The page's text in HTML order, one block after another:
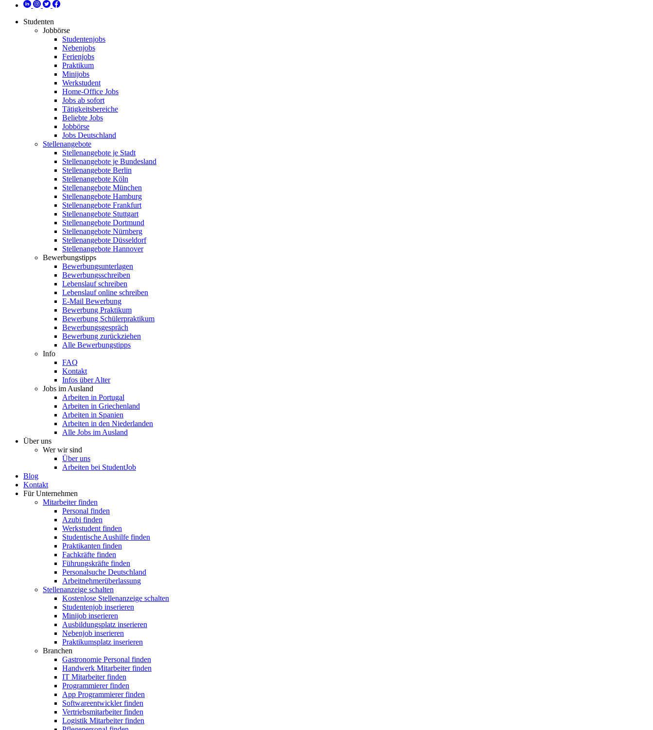
Studenten
Jobbörse
Studentenjobs
Nebenjobs
Ferienjobs
Praktikum
Minijobs
Werkstudent
Home-Office Jobs
Jobs ab sofort
Tätigkeitsbereiche
Beliebte Jobs
Jobbörse
Jobs Deutschland
Stellenangebote
Stellenangebote je Stadt
Stellenangebote je Bundesland
Stellenangebote Berlin
Stellenangebote Köln
Stellenangebote München
Stellenangebote Hamburg
Stellenangebote Frankfurt
Stellenangebote Stuttgart
Stellenangebote Dortmund
Stellenangebote Nürnberg
Stellenangebote Düsseldorf
Stellenangebote Hannover
Bewerbungstipps
Bewerbungsunterlagen
Bewerbungsschreiben
Lebenslauf schreiben
Lebenslauf online schreiben
E-Mail Bewerbung
Bewerbung Praktikum
Bewerbung Schülerpraktikum
Bewerbungsgespräch
Bewerbung zurückziehen
Alle Bewerbungstipps
Info
FAQ
Kontakt
Infos über Alter
Jobs im Ausland
Arbeiten in Portugal
Arbeiten in Griechenland
Arbeiten in Spanien
Arbeiten in den Niederlanden
Alle Jobs im Ausland
Über uns
Wer wir sind
Über uns
Arbeiten bei StudentJob
Blog
Kontakt
Für Unternehmen
Mitarbeiter finden
Personal finden
Azubi finden
Werkstudent finden
Studentische Aushilfe finden
Praktikanten finden
Fachkräfte finden
Führungskräfte finden
Personalsuche Deutschland
Arbeitnehmerüberlassung
Stellenanzeige schalten
Kostenlose Stellenanzeige schalten
Studentenjob inserieren
Minijob inserieren
Ausbildungsplatz inserieren
Nebenjob inserieren
Praktikumsplatz inserieren
Branchen
Gastronomie Personal finden
Handwerk Mitarbeiter finden
IT Mitarbeiter finden
Programmierer finden
App Programmierer finden
Softwareentwickler finden
Vertriebsmitarbeiter finden
Logistik Mitarbeiter finden